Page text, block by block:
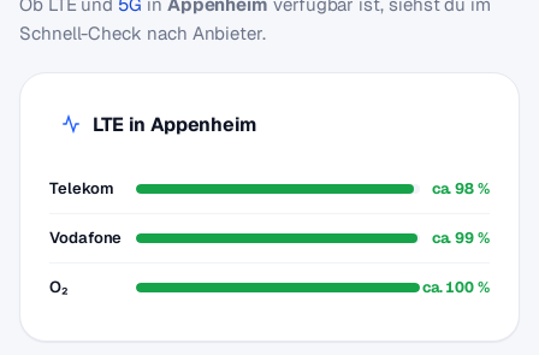
Schnell-Check nach Anbieter.
LTE in Appenheim
Telekom ca. 98 %
Vodafone ca. 99 %
O₂ ca. 100 %